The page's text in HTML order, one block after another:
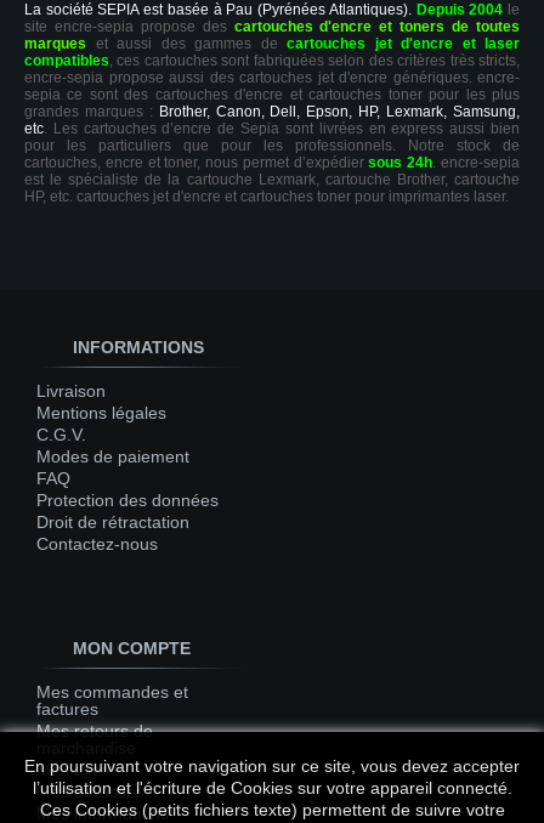
La société SEPIA est basée à Pau (Pyrénées Atlantiques). Depuis 2004 le
site encre-sepia propose des cartouches d'encre et toners de toutes
marques et aussi des gammes de cartouches jet d'encre et laser
compatibles, ces cartouches sont fabriquées selon des critères très stricts,
encre-sepia propose aussi des cartouches jet d'encre génériques. encre-
sepia ce sont des cartouches d'encre et cartouches toner pour les plus
grandes marques : Brother, Canon, Dell, Epson, HP, Lexmark, Samsung,
etc. Les cartouches d’encre de Sepia sont livrées en express aussi bien
pour les particuliers que pour les professionnels. Notre stock de
cartouches, encre et toner, nous permet d’expédiersous 24h. encre-sepia
est le spécialiste de la cartouche Lexmark, cartouche Brother, cartouche
HP, etc. cartouches jet d'encre et cartouches toner pour imprimantes laser.
INFORMATIONS
Livraison
Mentions légales
C.G.V.
Modes de paiement
FAQ
Protection des données
Droit de rétractation
Contactez-nous
MON COMPTE
Mes commandes et
factures
Mes retours de
Mes avoirs
Mes adresses
Mes informations
En poursuivant votre navigation sur ce site, vous devez accepter
l’utilisation et l'écriture de Cookies sur votre appareil connecté.
Ces Cookies (petits fichiers texte) permettent de suivre votre